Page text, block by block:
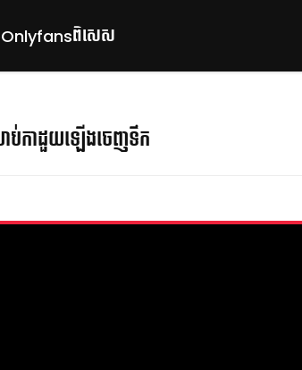
Onlyfansពិសេស
ប់កាដួយឡើងចេញទឹក